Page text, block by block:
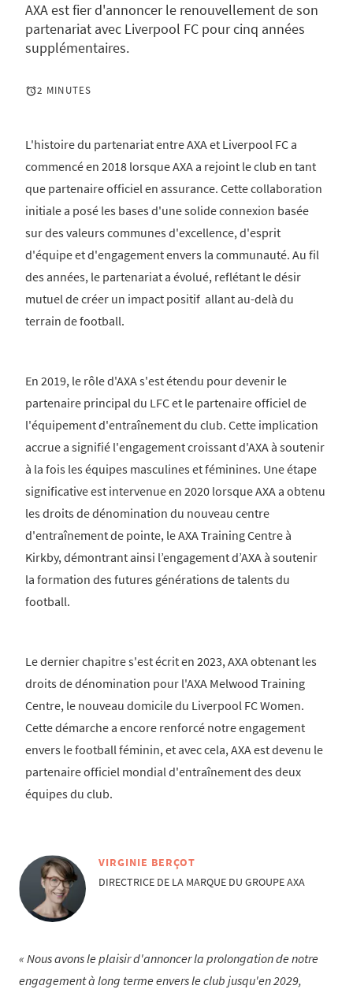
AXA est fier d'annoncer le renouvellement de son
partenariat avec Liverpool FC pour cinq années
supplémentaires.
2 MINUTES
L'histoire du partenariat entre AXA et Liverpool FC a
commencé en 2018 lorsque AXA a rejoint le club en tant
que partenaire officiel en assurance. Cette collaboration
initiale a posé les bases d'une solide connexion basée
sur des valeurs communes d'excellence, d'esprit
d'équipe et d'engagement envers la communauté. Au fil
des années, le partenariat a évolué, reflétant le désir
mutuel de créer un impact positif allant au-delà du
terrain de football.
En 2019, le rôle d'AXA s'est étendu pour devenir le
partenaire principal du LFC et le partenaire officiel de
l'équipement d'entraînement du club. Cette implication
accrue a signifié l'engagement croissant d'AXA à soutenir
à la fois les équipes masculines et féminines. Une étape
significative est intervenue en 2020 lorsque AXA a obtenu
les droits de dénomination du nouveau centre
d'entraînement de pointe, le AXA Training Centre à
Kirkby, démontrant ainsi l’engagement d’AXA à soutenir
la formation des futures générations de talents du
football.
Le dernier chapitre s'est écrit en 2023, AXA obtenant les
droits de dénomination pour l'AXA Melwood Training
Centre, le nouveau domicile du Liverpool FC Women.
Cette démarche a encore renforcé notre engagement
envers le football féminin, et avec cela, AXA est devenu le
partenaire officiel mondial d'entraînement des deux
équipes du club.
VIRGINIE BERÇOT
DIRECTRICE DE LA MARQUE DU GROUPE AXA
Nous avons le plaisir d'annoncer la prolongation de notre
engagement à long terme envers le club jusqu'en 2029,